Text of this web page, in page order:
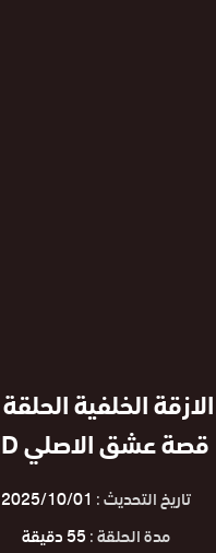
قصة عشق الاصلي HD
تاريخ التحديث : 2025/10/01
مدة الحلقة :55 دقيقة